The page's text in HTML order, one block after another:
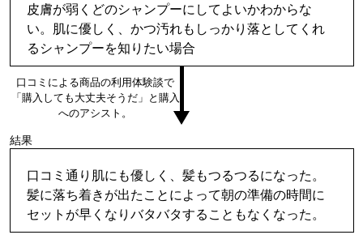
皮膚が弱くどのシャンプーにしてよいかわからな
い。肌に優しく、かつ汚れもしっかり落としてくれ
るシャンプーを知りたい場合
口コミによる商品の利用体験談で
「購入しても大丈夫そうだ」と購入
へのアシスト。
結果
口コミ通り肌にも優しく、髪もつるつるになった。
髪に落ち着きが出たことによって朝の準備の時間に
セットが早くなりバタバタすることもなくなった。